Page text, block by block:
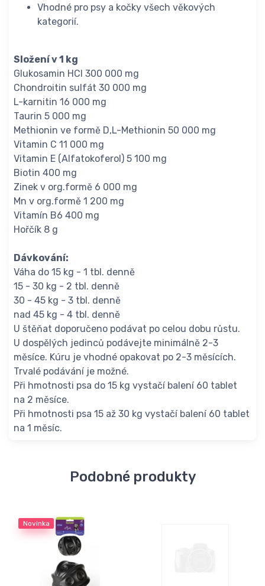
Vhodné pro psy a kočky všech věkových
kategorií.
Složení v 1 kg
Glukosamin HCl 300 000 mg
Chondroitin sulfát 30 000 mg
L-karnitin 16 000 mg
Taurin 5 000 mg
Methionin ve formě D,L-Methionin 50 000 mg
Vitamin C 11 000 mg
Vitamin E (Alfatokoferol) 5 100 mg
Biotin 400 mg
Zinek v org.formě 6 000 mg
Mn v org.formě 1 200 mg
Vitamín B6 400 mg
Hořčík 8 g
Dávkování:
Váha do 15 kg - 1 tbl. denně
15 - 30 kg - 2 tbl. denně
30 - 45 kg - 3 tbl. denně
nad 45 kg - 4 tbl. denně
U štěňat doporučeno podávat po celou dobu růstu.
U dospělých jedinců podávejte minimálně 2-3
měsíce. Kúru je vhodné opakovat po 2-3 měsících.
Trvalé podávání je možné.
Při hmotnosti psa do 15 kg vystačí balení 60 tablet
na 2 měsíce.
Při hmotnosti psa 15 až 30 kg vystačí balení 60 tablet
na 1 měsíc.
Podobné produkty
Novinka